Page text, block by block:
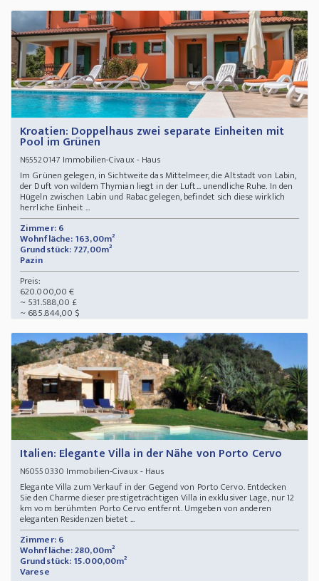
Kroatien: Doppelhaus zwei separate Einheiten mit
Pool im Grünen
N65520147 Immobilien-Civaux - Haus
Im Grünen gelegen, in Sichtweite das Mittelmeer, die Altstadt von Labin,
der Duft von wildem Thymian liegt in der Luft... unendliche Ruhe. In den
Hügeln zwischen Labin und Rabac gelegen, befindet sich diese wirklich
herrliche Einheit ...
Zimmer: 6
Wohnfläche: 163,00m²
Grundstück: 727,00m²
Pazin
Preis:
620.000,00 €
~ 531.588,00 £
~ 685.844,00 $
Italien: Elegante Villa in der Nähe von Porto Cervo
N60550330 Immobilien-Civaux - Haus
Elegante Villa zum Verkauf in der Gegend von Porto Cervo. Entdecken
Sie den Charme dieser prestigeträchtigen Villa in exklusiver Lage, nur 12
km vom berühmten Porto Cervo entfernt. Umgeben von anderen
eleganten Residenzen bietet ...
Zimmer: 6
Wohnfläche: 280,00m²
Grundstück: 15.000,00m²
Varese